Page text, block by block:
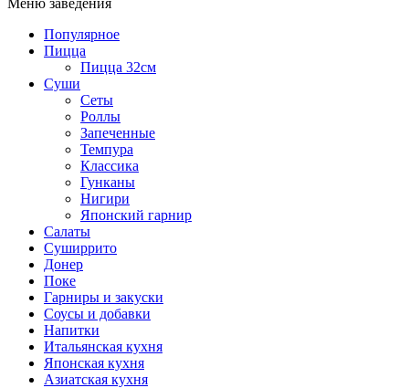
Меню заведения
Популярное
Пицца
Пицца 32см
Суши
Сеты
Роллы
Запеченные
Темпура
Классика
Гунканы
Нигири
Японский гарнир
Салаты
Суширрито
Донер
Поке
Гарниры и закуски
Соусы и добавки
Напитки
Итальянская кухня
Японская кухня
Азиатская кухня